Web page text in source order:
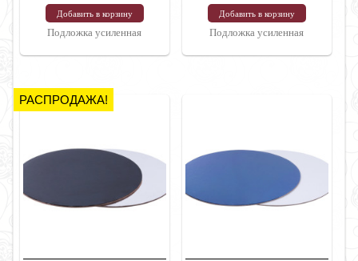
УБ.
Добавить в корзину
Подложка усиленная
УБ.
Добавить в корзину
Подложка усиленная
РАСПРОДАЖА!